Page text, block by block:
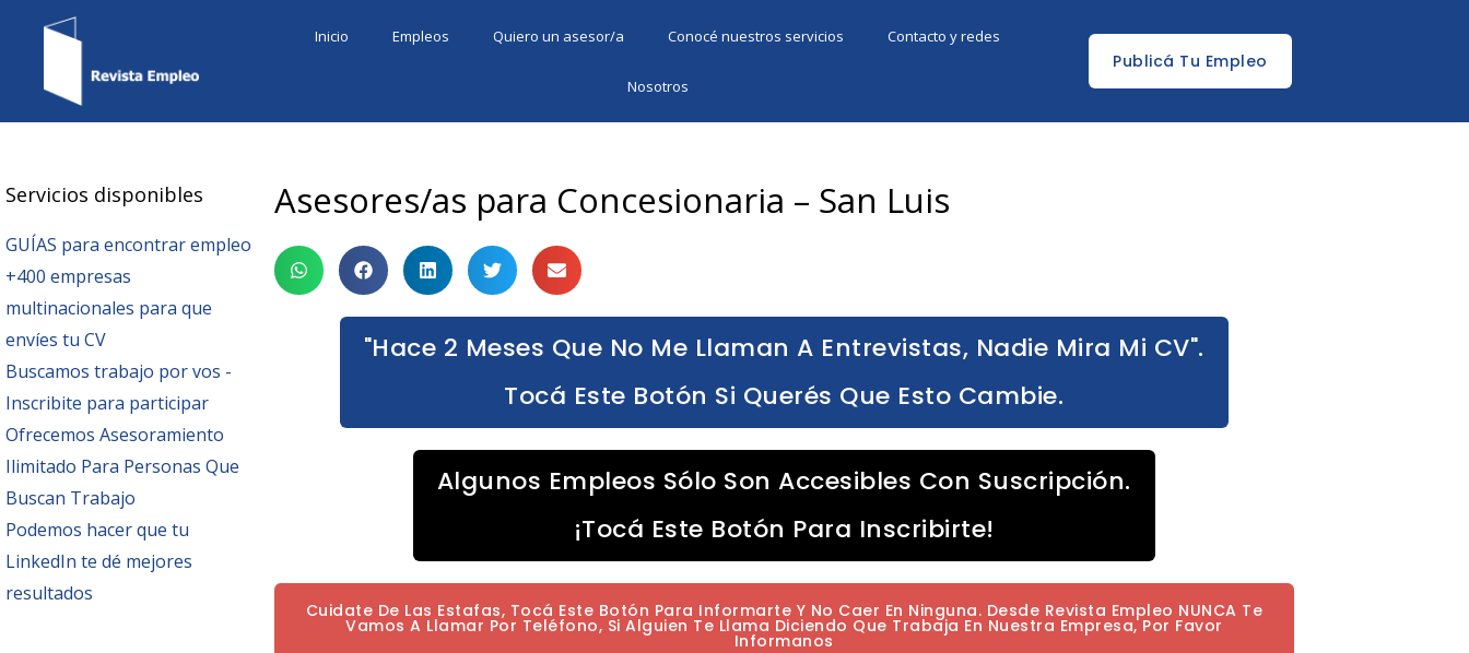
Inicio Empleos Quiero un asesor/a Conocé nuestros servicios Contacto y redes
Nosotros
Publicá Tu Empleo
Servicios disponibles
GUÍAS para encontrar empleo
+400 empresas
multinacionales para que
envíes tu CV
Buscamos trabajo por vos -
Inscribite para participar
Ofrecemos Asesoramiento
Ilimitado Para Personas Que
Buscan Trabajo
Podemos hacer que tu
LinkedIn te dé mejores
resultados
Asesores/as para Concesionaria – San Luis
"Hace 2 Meses Que No Me Llaman A Entrevistas, Nadie Mira Mi CV".
Tocá Este Botón Si Querés Que Esto Cambie.
Algunos Empleos Sólo Son Accesibles Con Suscripción.
¡Tocá Este Botón Para Inscribirte!
Cuidate De Las Estafas, Tocá Este Botón Para Informarte Y No Caer En Ninguna. Desde Revista Empleo NUNCA Te
Vamos A Llamar Por Teléfono, Si Alguien Te Llama Diciendo Que Trabaja En Nuestra Empresa, Por Favor
Informanos